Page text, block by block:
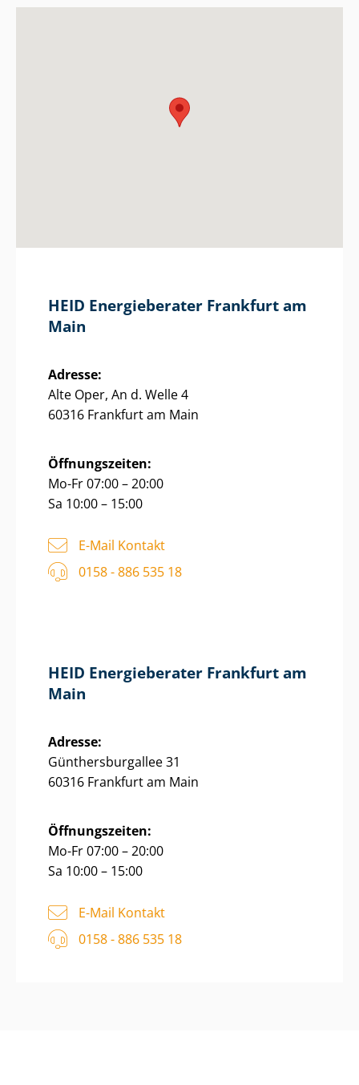
HEID Energieberater Frankfurt am
Main
Adresse:
Alte Oper, An d. Welle 4
60316 Frankfurt am Main
Öffnungszeiten:
Mo-Fr 07:00 – 20:00
Sa 10:00 – 15:00
E-Mail Kontakt
0158 - 886 535 18
HEID Energieberater Frankfurt am
Main
Adresse:
Gün­thers­bur­g­al­lee 31
60316 Frankfurt am Main
Öffnungszeiten:
Mo-Fr 07:00 – 20:00
Sa 10:00 – 15:00
E-Mail Kontakt
0158 - 886 535 18